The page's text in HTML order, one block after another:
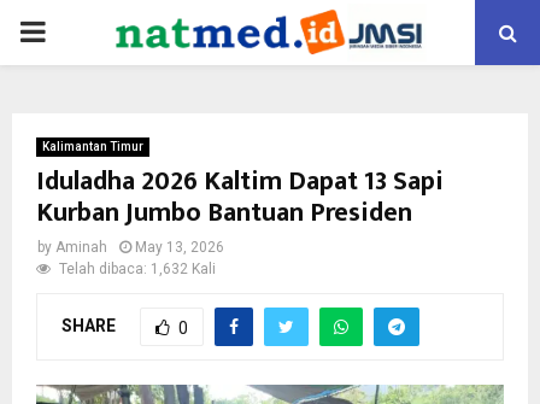
PRIMARY
Kalimantan Timur
Iduladha 2026 Kaltim Dapat 13 Sapi
Kurban Jumbo Bantuan Presiden
by Aminah
May 13, 2026
Telah dibaca: 1,632 Kali
SHARE 0